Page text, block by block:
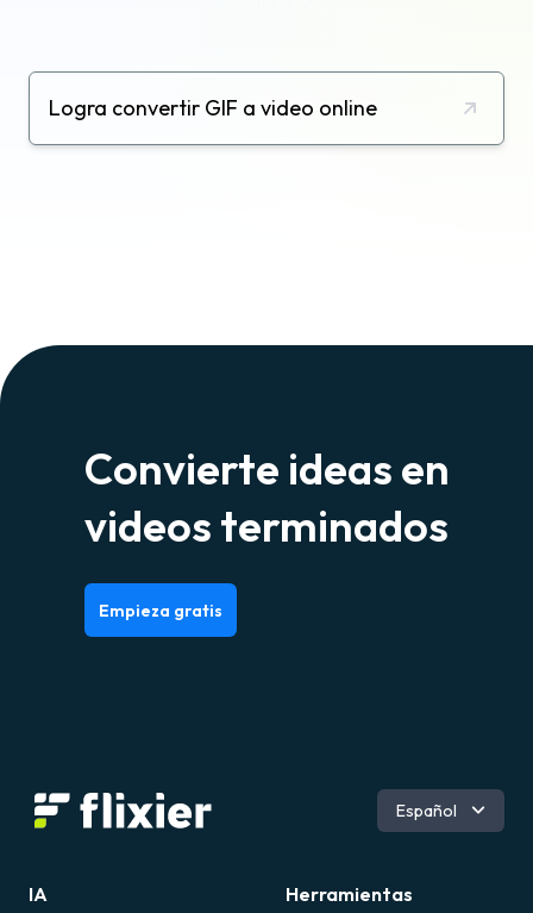
Logra convertir GIF a video online
Convierte ideas en
videos terminados
Empieza gratis
Deutsch
Inglés
Français
Español
IA Herramientas